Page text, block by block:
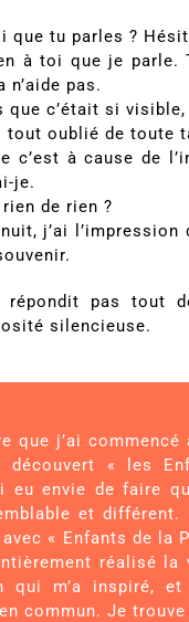
que tu parles ?
à toi que je
pas.
que c’était si
oublié de toute
c’est à cause de
je.
de rien ?
j’ai l’impression
pas tout
silencieuse.
que j’ai
découvert « les
eu envie de faire
et différent.
« Enfants de la
réalisé
qui m’a inspiré,
commun. Je